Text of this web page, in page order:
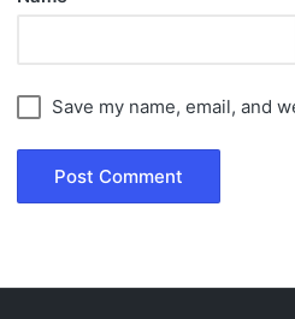
Save my name, email, and